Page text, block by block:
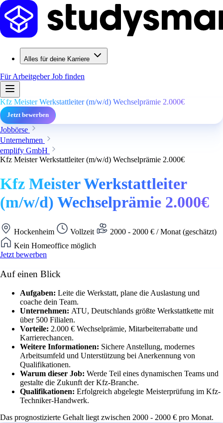
Alles für deine Karriere
Für ArbeitgeberJob finden
Kfz Meister Werkstattleiter (m/w/d) Wechselprämie 2.000€
Jetzt bewerben
Jobbörse
Unternehmen
emplify GmbH
Kfz Meister Werkstattleiter (m/w/d) Wechselprämie 2.000€
Kfz Meister Werkstattleiter
(m/w/d) Wechselprämie 2.000€
Hockenheim Vollzeit
2000 - 2000 € / Monat (geschätzt)
Kein Homeoffice möglich
Jetzt bewerben
Auf einen Blick
Aufgaben: Leite die Werkstatt, plane die Auslastung und
coache dein Team.
Unternehmen: ATU, Deutschlands größte Werkstattkette mit
über 500 Filialen.
Vorteile: 2.000 € Wechselprämie, Mitarbeiterrabatte und
Karrierechancen.
Weitere Informationen: Sichere Anstellung, modernes
Arbeitsumfeld und Unterstützung bei Anerkennung von
Qualifikationen.
Warum dieser Job: Werde Teil eines dynamischen Teams und
gestalte die Zukunft der Kfz-Branche.
Qualifikationen: Erfolgreich abgelegte Meisterprüfung im Kfz-
Techniker-Handwerk.
Das prognostizierte Gehalt liegt zwischen 2000 - 2000 € pro Monat.